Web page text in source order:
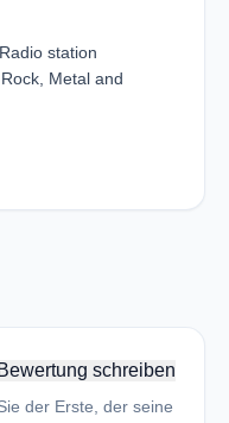
station
Metal and
Bewertung schreiben
der Erste, der seine